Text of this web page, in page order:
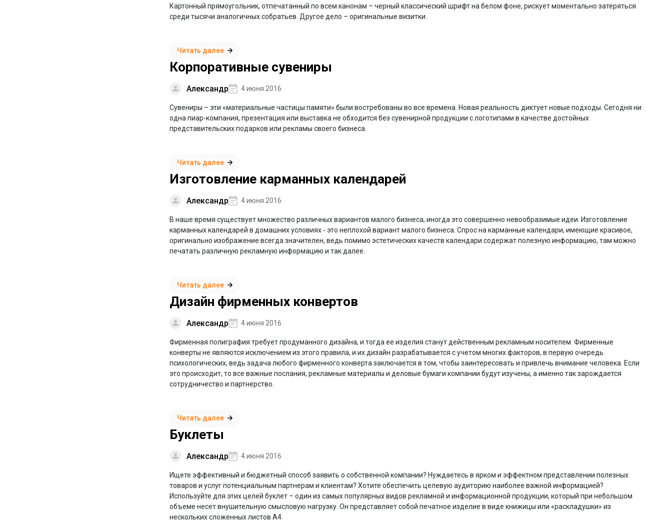
Картонный прямоугольник, отпечатанный по всем канонам – черный классический шрифт на белом фоне, рискует моментально затеряться
среди тысячи аналогичных собратьев. Другое дело – оригинальные визитки.
Читать далее
Корпоративные сувениры
Александр 4 июня 2016
Сувениры – эти «материальные частицы памяти» были востребованы во все времена. Новая реальность диктует новые подходы. Сегодня ни
одна пиар-компания, презентация или выставка не обходится без сувенирной продукции с логотипами в качестве достойных
представительских подарков или рекламы своего бизнеса.
Читать далее
Изготовление карманных календарей
Александр 4 июня 2016
В наше время существует множество различных вариантов малого бизнеса, иногда это совершенно невообразимые идеи. Изготовление
карманных календарей в домашних условиях - это неплохой вариант малого бизнеса. Спрос на карманные календари, имеющие красивое,
оригинально изображение всегда значителен, ведь помимо эстетических качеств календари содержат полезную информацию, там можно
печатать различную рекламную информацию и так далее.
Читать далее
Дизайн фирменных конвертов
Александр 4 июня 2016
Фирменная полиграфия требует продуманного дизайна, и тогда ее изделия станут действенным рекламным носителем. Фирменные
конверты не являются исключением из этого правила, и их дизайн разрабатывается с учетом многих факторов, в первую очередь
психологических, ведь задача любого фирменного конверта заключается в том, чтобы заинтересовать и привлечь внимание человека. Если
это происходит, то все важные послания, рекламные материалы и деловые бумаги компании будут изучены, а именно так зарождается
сотрудничество и партнерство.
Читать далее
Буклеты
Александр 4 июня 2016
Ищете эффективный и бюджетный способ заявить о собственной компании? Нуждаетесь в ярком и эффектном представлении полезных
товаров и услуг потенциальным партнерам и клиентам? Хотите обеспечить целевую аудиторию наиболее важной информацией?
Используйте для этих целей буклет – один из самых популярных видов рекламной и информационной продукции, который при небольшом
объеме несет внушительную смысловую нагрузку. Он представляет собой печатное изделие в виде книжицы или «раскладушки» из
нескольких сложенных листов А4.